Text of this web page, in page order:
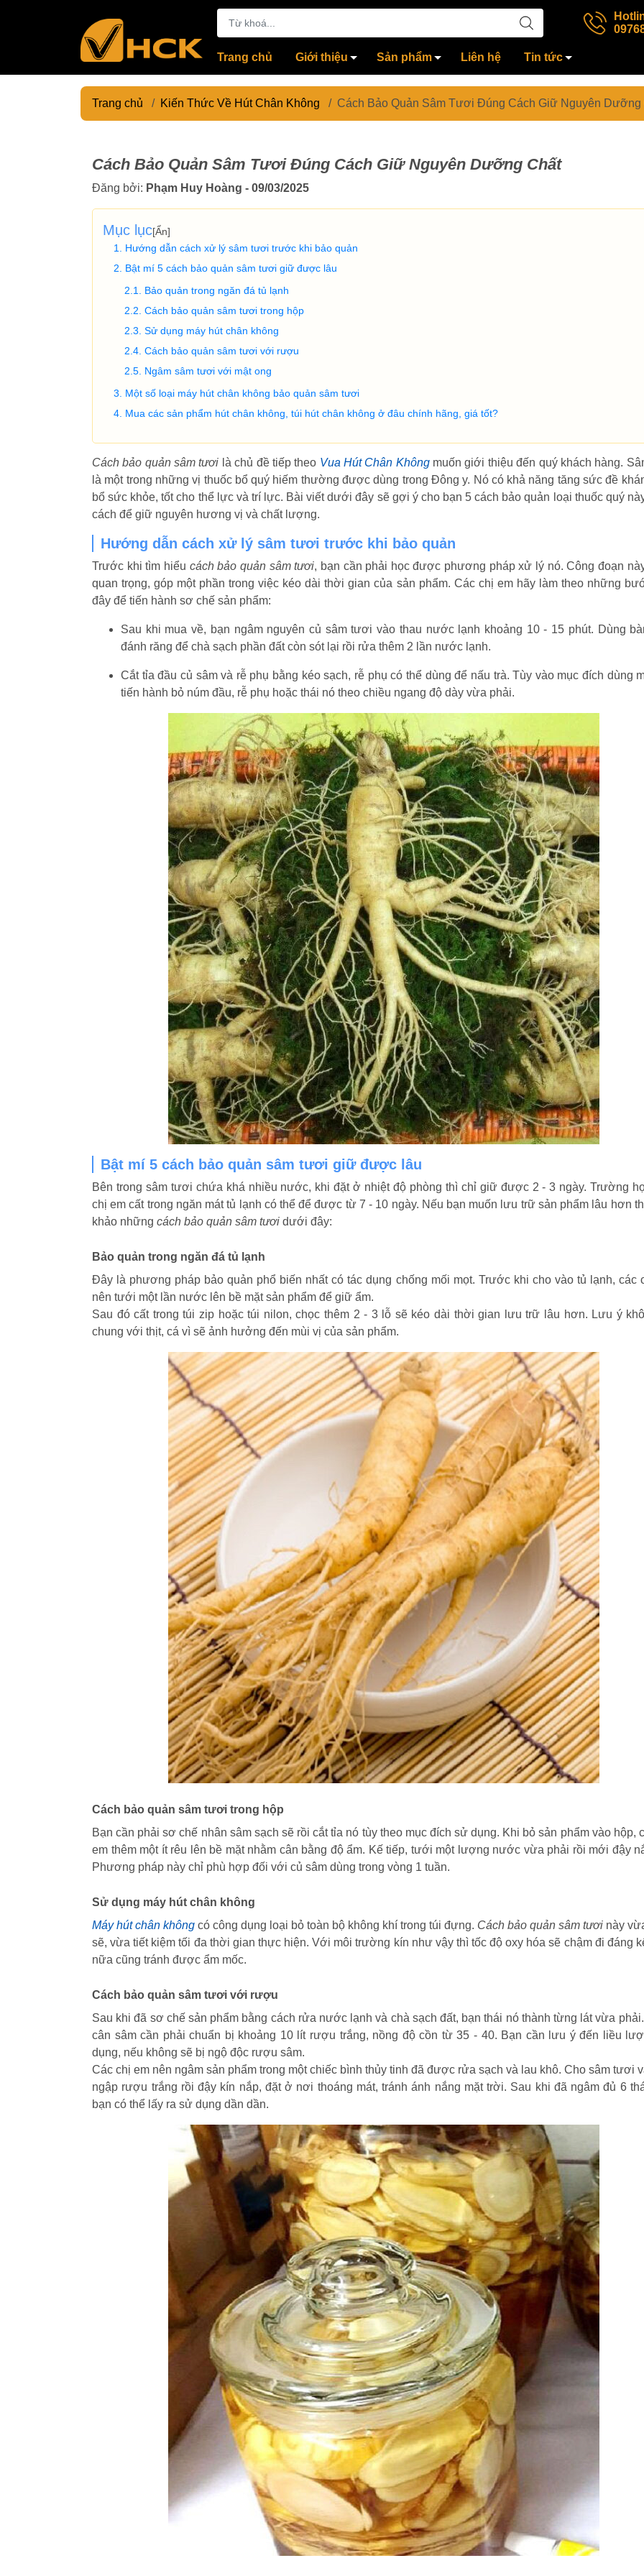
Trang chủ Giới thiệu Sản phẩm Liên hệ Tin tức
Trang chủ / Kiến Thức Về Hút Chân Không / Cách Bảo Quản Sâm Tươi Đúng Cách Giữ Nguyên Dưỡng
Cách Bảo Quản Sâm Tươi Đúng Cách Giữ Nguyên Dưỡng Chất
Đăng bởi: Phạm Huy Hoàng - 09/03/2025
Mục lục[Ẩn]
Hướng dẫn cách xử lý sâm tươi trước khi bảo quản
Bật mí 5 cách bảo quản sâm tươi giữ được lâu
Bảo quản trong ngăn đá tủ lạnh
Cách bảo quản sâm tươi trong hộp
Sử dụng máy hút chân không
Cách bảo quản sâm tươi với rượu
Ngâm sâm tươi với mật ong
Một số loại máy hút chân không bảo quản sâm tươi
Mua các sản phẩm hút chân không, túi hút chân không ở đâu chính hãng, giá tốt?
Cách bảo quản sâm tươi là chủ đề tiếp theo Vua Hút Chân Khôngmuốn giới thiệu đến quý khách hàng.
là một trong những vị thuốc bổ quý hiếm thường được dùng trong Đông y. Nó có khả năng tăng sức đề
bổ sức khỏe, tốt cho thể lực và trí lực. Bài viết dưới đây sẽ gợi ý cho bạn 5 cách bảo quản loại thuốc quý
cách để giữ nguyên hương vị và chất lượng.
Hướng dẫn cách xử lý sâm tươi trước khi bảo quản
Trước khi tìm hiểu cách bảo quản sâm tươi, bạn cần phải học được phương pháp xử lý nó. Công đoạn
quan trọng, góp một phần trong việc kéo dài thời gian của sản phẩm. Các chị em hãy làm theo những
đây để tiến hành sơ chế sản phẩm:
Sau khi mua về, bạn ngâm nguyên củ sâm tươi vào thau nước lạnh khoảng 10 - 15 phút. Dùng
đánh răng để chà sạch phần đất còn sót lại rồi rửa thêm 2 lần nước lạnh.
Cắt tỉa đầu củ sâm và rễ phụ bằng kéo sạch, rễ phụ có thể dùng để nấu trà. Tùy vào mục đích dùng
tiến hành bỏ núm đầu, rễ phụ hoặc thái nó theo chiều ngang độ dày vừa phải.
Bật mí 5 cách bảo quản sâm tươi giữ được lâu
Bên trong sâm tươi chứa khá nhiều nước, khi đặt ở nhiệt độ phòng thì chỉ giữ được 2 - 3 ngày. Trường
chị em cất trong ngăn mát tủ lạnh có thể để được từ 7 - 10 ngày. Nếu bạn muốn lưu trữ sản phẩm lâu hơn
khảo những cách bảo quản sâm tươi dưới đây:
Bảo quản trong ngăn đá tủ lạnh
Đây là phương pháp bảo quản phổ biến nhất có tác dụng chống mối mọt. Trước khi cho vào tủ lạnh, các
nên tưới một lần nước lên bề mặt sản phẩm để giữ ẩm.
Sau đó cất trong túi zip hoặc túi nilon, chọc thêm 2 - 3 lỗ sẽ kéo dài thời gian lưu trữ lâu hơn. Lưu ý
chung với thịt, cá vì sẽ ảnh hưởng đến mùi vị của sản phẩm.
Cách bảo quản sâm tươi trong hộp
Bạn cần phải sơ chế nhân sâm sạch sẽ rồi cắt tỉa nó tùy theo mục đích sử dụng. Khi bỏ sản phẩm vào hộp,
em thêm một ít rêu lên bề mặt nhằm cân bằng độ ẩm. Kế tiếp, tưới một lượng nước vừa phải rồi mới đậy
Phương pháp này chỉ phù hợp đối với củ sâm dùng trong vòng 1 tuần.
Sử dụng máy hút chân không
Máy hút chân không có công dụng loại bỏ toàn bộ không khí trong túi đựng. Cách bảo quản sâm tươi này
sẽ, vừa tiết kiệm tối đa thời gian thực hiện. Với môi trường kín như vậy thì tốc độ oxy hóa sẽ chậm đi đáng
nữa cũng tránh được ẩm mốc.
Cách bảo quản sâm tươi với rượu
Sau khi đã sơ chế sản phẩm bằng cách rửa nước lạnh và chà sạch đất, bạn thái nó thành từng lát vừa
cân sâm cần phải chuẩn bị khoảng 10 lít rượu trắng, nồng độ cồn từ 35 - 40. Bạn cần lưu ý đến liều
dụng, nếu không sẽ bị ngộ độc rượu sâm.
Các chị em nên ngâm sản phẩm trong một chiếc bình thủy tinh đã được rửa sạch và lau khô. Cho sâm tươi
ngập rượu trắng rồi đậy kín nắp, đặt ở nơi thoáng mát, tránh ánh nắng mặt trời. Sau khi đã ngâm đủ 6
bạn có thể lấy ra sử dụng dần dần.